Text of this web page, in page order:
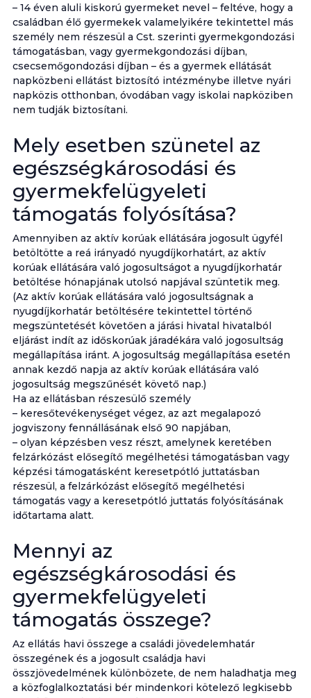
– 14 éven aluli kiskorú gyermeket nevel – feltéve, hogy a
családban élő gyermekek valamelyikére tekintettel más
személy nem részesül a Cst. szerinti gyermekgondozási
támogatásban, vagy gyermekgondozási díjban,
csecsemőgondozási díjban – és a gyermek ellátását
napközbeni ellátást biztosító intézménybe illetve nyári
napközis otthonban, óvodában vagy iskolai napköziben
nem tudják biztosítani.
Mely esetben szünetel az
egészségkárosodási és
gyermekfelügyeleti
támogatás folyósítása?
Amennyiben az aktív korúak ellátására jogosult ügyfél
betöltötte a reá irányadó nyugdíjkorhatárt, az aktív
korúak ellátására való jogosultságot a nyugdíjkorhatár
betöltése hónapjának utolsó napjával szüntetik meg.
(Az aktív korúak ellátására való jogosultságnak a
nyugdíjkorhatár betöltésére tekintettel történő
megszüntetését követően a járási hivatal hivatalból
eljárást indít az időskorúak járadékára való jogosultság
megállapítása iránt. A jogosultság megállapítása esetén
annak kezdő napja az aktív korúak ellátására való
jogosultság megszűnését követő nap.)
Ha az ellátásban részesülő személy
– keresőtevékenységet végez, az azt megalapozó
jogviszony fennállásának első 90 napjában,
– olyan képzésben vesz részt, amelynek keretében
felzárkózást elősegítő megélhetési támogatásban vagy
képzési támogatásként keresetpótló juttatásban
részesül, a felzárkózást elősegítő megélhetési
támogatás vagy a keresetpótló juttatás folyósításának
időtartama alatt.
Mennyi az
egészségkárosodási és
gyermekfelügyeleti
támogatás összege?
Az ellátás havi összege a családi jövedelemhatár
összegének és a jogosult családja havi
összjövedelmének különbözete, de nem haladhatja meg
a közfoglalkoztatási bér mindenkori kötelező legkisebb